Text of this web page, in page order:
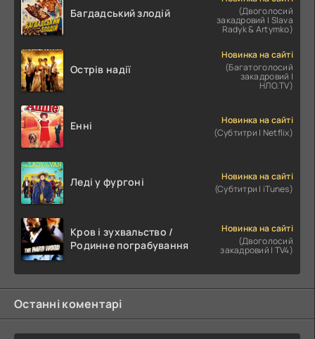
Багдадський злодій
(Двоголосий
закадровий | Slava
Radyk & Artymko)
Острів надії
Новинка на сайті
(Багатоголосий
закадровий |
НЛО.TV)
Енні
Новинка на сайті
(Субтитри | Netflix)
Леді у фургоні
Новинка на сайті
(Субтитри | iTunes)
Кров і зухвальство /
Родинне пограбування
Новинка на сайті
(Двоголосий
закадровий | TV4)
Останні коментарі